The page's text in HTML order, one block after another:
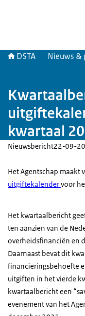
DSTA Nieuws &
kwartaal
Nieuwsbericht22-09-
Het Agentschap maakt
uitgiftekalendervoor
Het kwartaalbericht
ten aanzien van de
overheidsfinanciën en
Daarnaast bevat dit
financieringsbehoefte
uitgiften in het vierde
kwartaalbericht een
evenement van het